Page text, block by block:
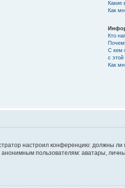
Какие
Как
Кто
С кем
с
Как
настроил конференцию: должны
пользователям: аватары,